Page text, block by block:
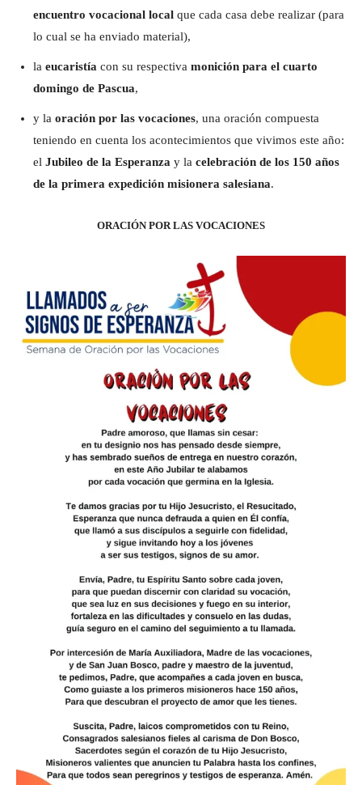
encuentro vocacional local que cada casa debe realizar (para
lo cual se ha enviado material),
la eucaristía con su respectiva monición para el cuarto
domingo de Pascua,
y la oración por las vocaciones, una oración compuesta
teniendo en cuenta los acontecimientos que vivimos este año:
el Jubileo de la Esperanza y la celebración de los 150 años
de la primera expedición misionera salesiana.
ORACIÓN POR LAS VOCACIONES